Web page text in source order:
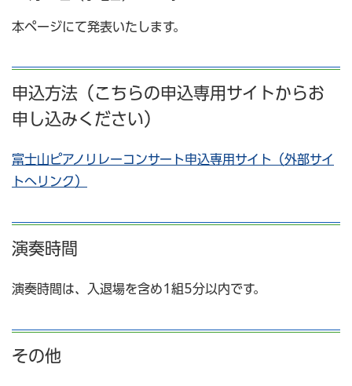
本ページにて発表いたします。
申込方法（こちらの申込専用サイトからお
申し込みください）
富士山ピアノリレーコンサート申込専用サイト（外部サイ
トへリンク）
演奏時間
演奏時間は、入退場を含め1組5分以内です。
その他